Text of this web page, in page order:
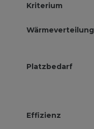
Kriterium
Wärmeverteilung
Platzbedarf
Effizienz